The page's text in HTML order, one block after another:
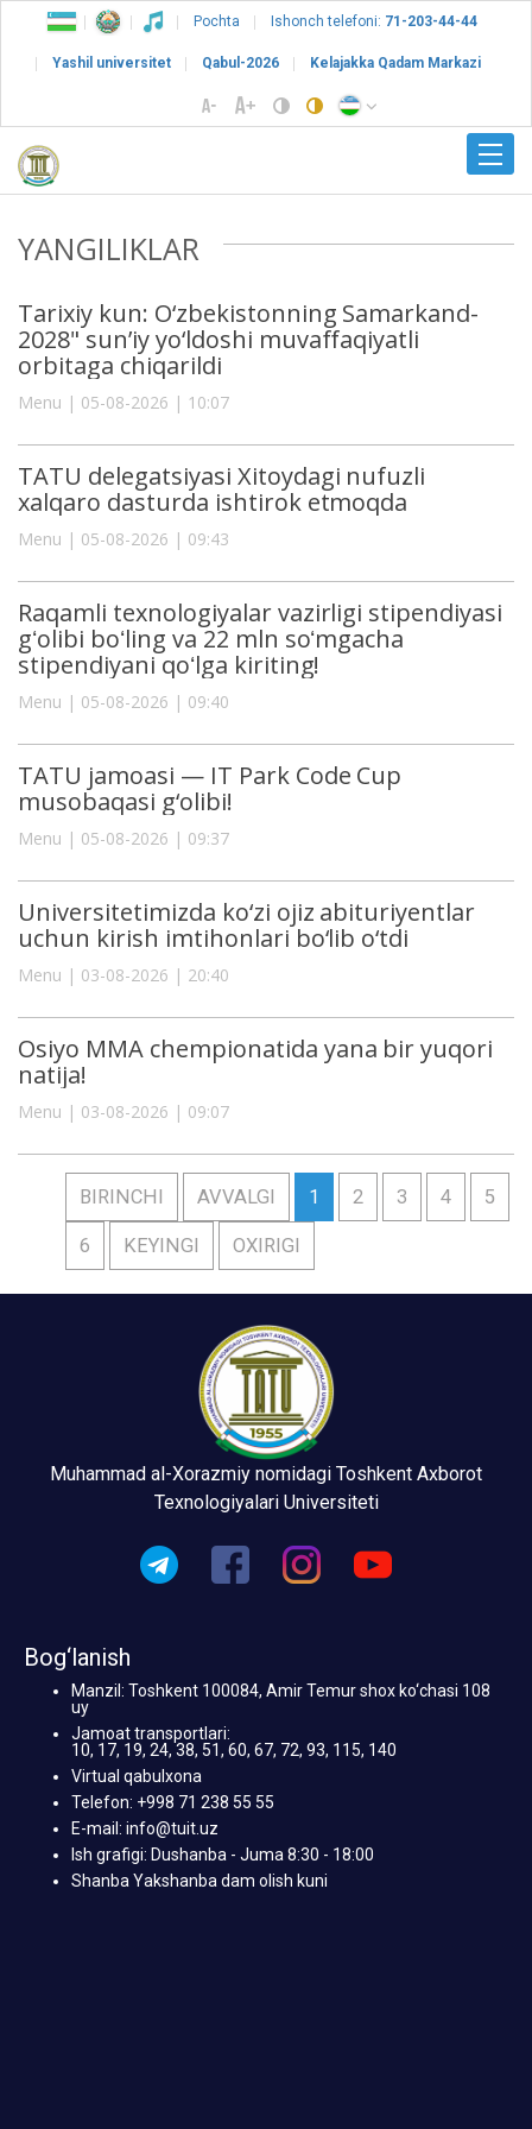
Pochta Ishonch telefoni: 71-203-44-44
Yashil universitet Qabul-2026 Kelajakka Qadam Markazi
YANGILIKLAR
Tarixiy kun: O‘zbekistonning Samarkand-
2028" sun’iy yo‘ldoshi muvaffaqiyatli
orbitaga chiqarildi
Menu | 05-08-2026 | 10:07
TATU delegatsiyasi Xitoydagi nufuzli
xalqaro dasturda ishtirok etmoqda
Menu | 05-08-2026 | 09:43
Raqamli texnologiyalar vazirligi stipendiyasi
gʻolibi boʻling va 22 mln soʻmgacha
stipendiyani qoʻlga kiriting!
Menu | 05-08-2026 | 09:40
TATU jamoasi — IT Park Code Cup
musobaqasi g‘olibi!
Menu | 05-08-2026 | 09:37
Universitetimizda ko‘zi ojiz abituriyentlar
uchun kirish imtihonlari bo‘lib o‘tdi
Menu | 03-08-2026 | 20:40
Osiyo MMA chempionatida yana bir yuqori
natija!
Menu | 03-08-2026 | 09:07
BIRINCHI AVVALGI 1 2 3 4 5
6 KEYINGI OXIRIGI
Muhammad al-Xorazmiy nomidagi Toshkent Axborot
Texnologiyalari Universiteti
Bog‘lanish
Manzil: Toshkent 100084, Amir Temur shox ko‘chasi 108
uy
Jamoat transportlari:
10, 17, 19, 24, 38, 51, 60, 67, 72, 93, 115, 140
Virtual qabulxona
Telefon: +998 71 238 55 55
E-mail: info@tuit.uz
Ish grafigi: Dushanba - Juma 8:30 - 18:00
Shanba Yakshanba dam olish kuni